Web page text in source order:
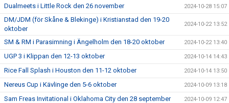
Dualmeets i Little Rock den 26 november 2024-10-28 15:07
DM/JDM (för Skåne & Blekinge) i Kristianstad den 19-20
oktober
2024-10-22 13:52
SM & RM i Parasimning i Ängelholm den 18-20 oktober 2024-10-22 13:40
UGP 3 i Klippan den 12-13 oktober 2024-10-14 14:43
Rice Fall Splash i Houston den 11-12 oktober 2024-10-14 13:50
Nereus Cup i Kävlinge den 5-6 oktober 2024-10-09 13:18
Sam Freas Invitational i Oklahoma City den 28 september 2024-10-09 12:47